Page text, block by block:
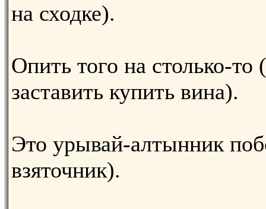
на сходке).
Опить того на столько-то
заставить купить вина).
Это урывай-алтынник
взяточник).